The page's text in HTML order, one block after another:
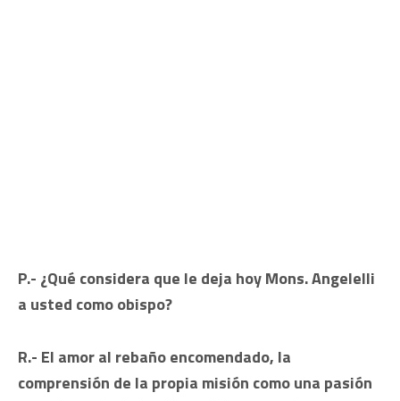
P.- ¿Qué considera que le deja hoy Mons. Angelelli
a usted como obispo?
R.- El amor al rebaño encomendado, la
comprensión de la propia misión como una pasión